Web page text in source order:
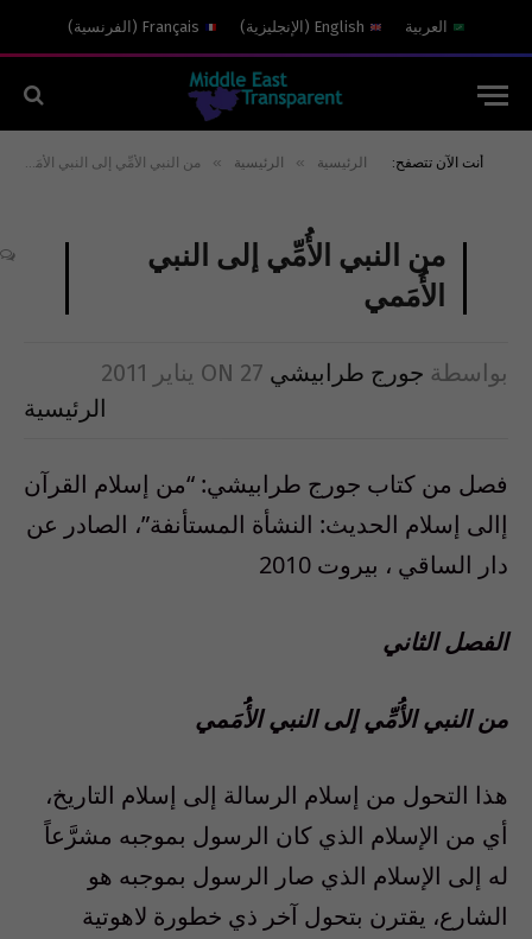
العربية English
( الإنجليزية)
Français
( الفرنسية)
أنت الآن تتصفح: الرئيسية » الرئيسية » من النبي الأُمِّي إلى النبي الأُُمَمي
من النبي الأُمِّي إلى النبي
الأُُمَمي
بواسطة جورج طرابيشي ON 27 يناير 2011
الرئيسية
فصل من كتاب جورج طرابيشي: “من إسلام القرآن
إالى إسلام الحديث: النشأة المستأنفة”، الصادر عن
دار الساقي ، بيروت 2010
الفصل الثاني
من النبي الأُمِّي إلى النبي الأُُمَمي
هذا التحول من إسلام الرسالة إلى إسلام التاريخ،
أي من الإسلام الذي كان الرسول بموجبه مشرَّعاً
له إلى الإسلام الذي صار الرسول بموجبه هو
الشارع، يقترن بتحول آخر ذي خطورة لاهوتية